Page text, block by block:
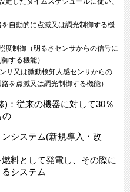
的に点滅又は調光制御する機
制御（明るさセンサからの信号に
する機能）
又は微動検知人感センサからの
を点滅又は調光制御する機能）
)：従来の機器に対して30％
の
ンシステム(新規導入・改
として発電し、その際に
システム